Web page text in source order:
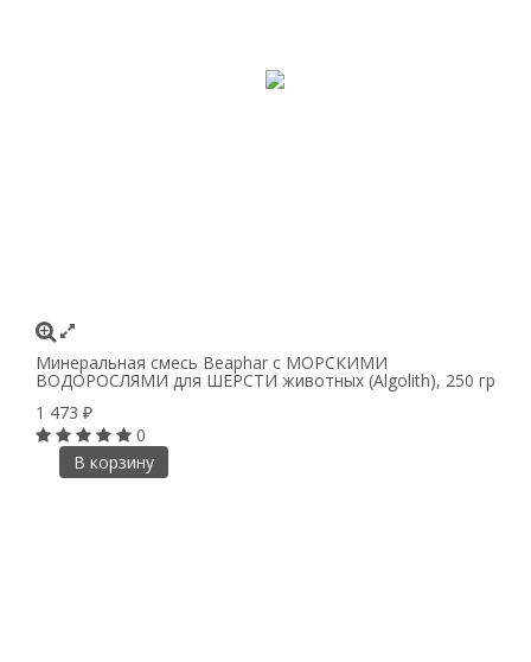
Минеральная смесь Beaphar с МОРСКИМИ
ВОДОРОСЛЯМИ для ШЕРСТИ животных (Algolith), 250 гр
1 473 ₽
0
В корзину